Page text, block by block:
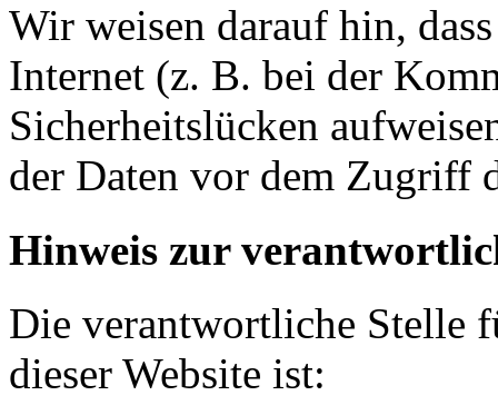
Wir weisen darauf hin,
Internet (z. B. bei der
Sicherheitslücken
der Daten vor dem Zugriff
Hinweis zur
Die verantwortliche Stelle
dieser Website ist: